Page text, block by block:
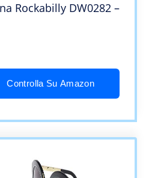
Rockabilly DW0282 –
Controlla Su Amazon